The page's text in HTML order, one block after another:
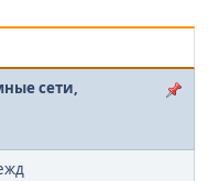
сети,